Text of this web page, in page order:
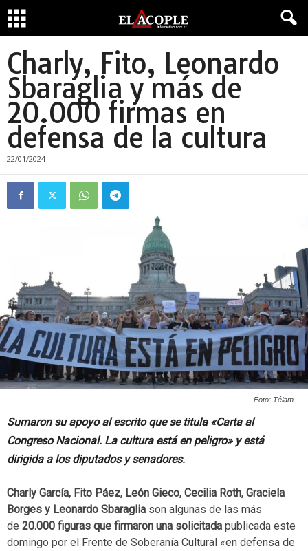
Charly, Fito, Leonardo
Sbaraglia y más de
20.000 firmas en
defensa de la cultura
22/01/2024
Foto: Télam
Sumaron su apoyo al escrito que se titula «Carta al
Congreso Nacional. La cultura está en peligro» y está
dirigida a los diputados y senadores.
Charly García, Fito Páez, León Gieco, Cecilia Roth, Graciela
Borges y Leonardo Sbaraglia son algunas de las más
de 20.000 figuras que firmaron una solicitada publicada este
domingo por el Frente de Soberanía Cultural «en defensa de